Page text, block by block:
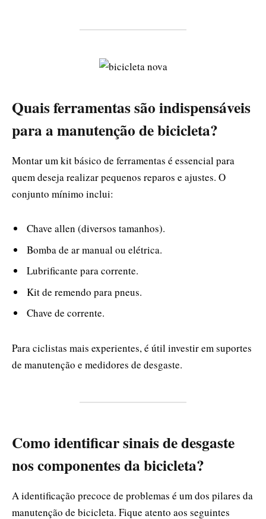
Quais ferramentas são indispensáveis
para a manutenção de bicicleta?
Montar um kit básico de ferramentas é essencial para
quem deseja realizar pequenos reparos e ajustes. O
conjunto mínimo inclui:
Chave allen (diversos tamanhos).
Bomba de ar manual ou elétrica.
Lubrificante para corrente.
Kit de remendo para pneus.
Chave de corrente.
Para ciclistas mais experientes, é útil investir em suportes
de manutenção e medidores de desgaste.
Como identificar sinais de desgaste
nos componentes da bicicleta?
A identificação precoce de problemas é um dos pilares da
manutenção de bicicleta. Fique atento aos seguintes